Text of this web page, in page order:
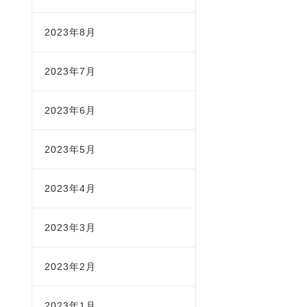
2023年8月
2023年7月
2023年6月
2023年5月
2023年4月
2023年3月
2023年2月